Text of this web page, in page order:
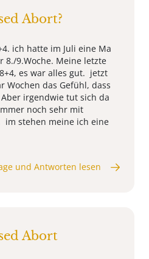
Abort?
ich hatte im Juli eine Ma
8./9.Woche. Meine letzte
es war alles gut. jetzt
Wochen das Gefühl, dass
irgendwie tut sich da
noch sehr mit
im stehen meine ich eine
und Antworten lesen
Abort